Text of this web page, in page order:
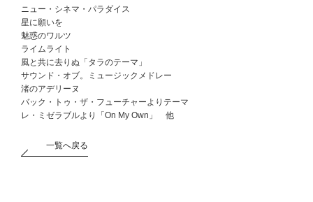
ニュー・シネマ・パラダイス
星に願いを
魅惑のワルツ
ライムライト
風と共に去りぬ「タラのテーマ」
サウンド・オブ。ミュージックメドレー
渚のアデリーヌ
バック・トゥ・ザ・フューチャーよりテーマ
レ・ミゼラブルより「On My Own」 他
一覧へ戻る